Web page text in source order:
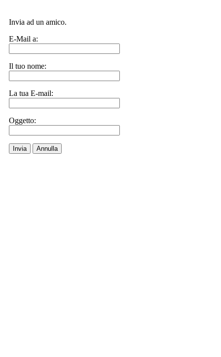
Invia ad un amico.
E-Mail a:
Il tuo nome:
La tua E-mail:
Oggetto:
Invia Annulla